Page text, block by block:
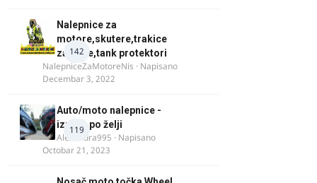
142
Nalepnice za
motore,skutere,trakice
za felne,tank protektori
NalepniceZaMotoreNis · Napisano
Decembar 3, 2022
119
Auto/moto nalepnice -
izrada po želji
Alexandra995 · Napisano
Octobar 21, 2023